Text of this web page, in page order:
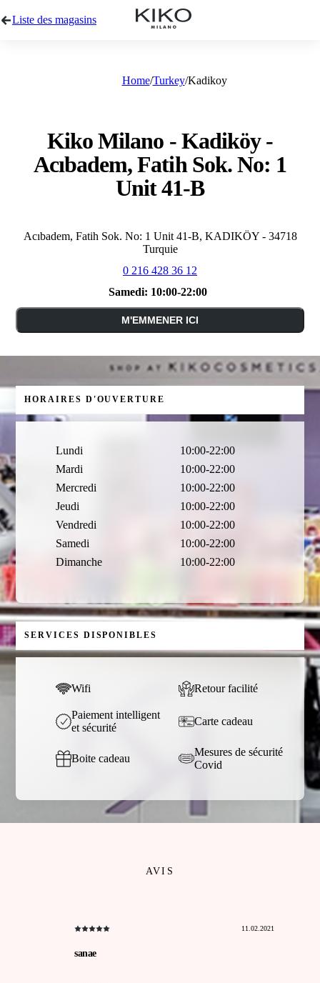
Liste des magasins
Home Turkey Kadikoy
Kiko Milano - Kadiköy -
Acıbadem, Fatih Sok. No: 1
Unit 41-B
Acıbadem, Fatih Sok. No: 1 Unit 41-B, KADIKÖY - 34718
Turquie
0 216 428 36 12
Samedi: 10:00-22:00
M'EMMENER ICI
HORAIRES D'OUVERTURE
Lundi
10:00-22:00
Mardi
10:00-22:00
Mercredi
10:00-22:00
Jeudi
10:00-22:00
Vendredi
10:00-22:00
Samedi
10:00-22:00
Dimanche
10:00-22:00
SERVICES DISPONIBLES
Wifi Retour facilité
Paiement intelligent
et sécurité
Carte cadeau
Boite cadeau
Mesures de sécurité
Covid
AVIS
11.02.2021
sanae